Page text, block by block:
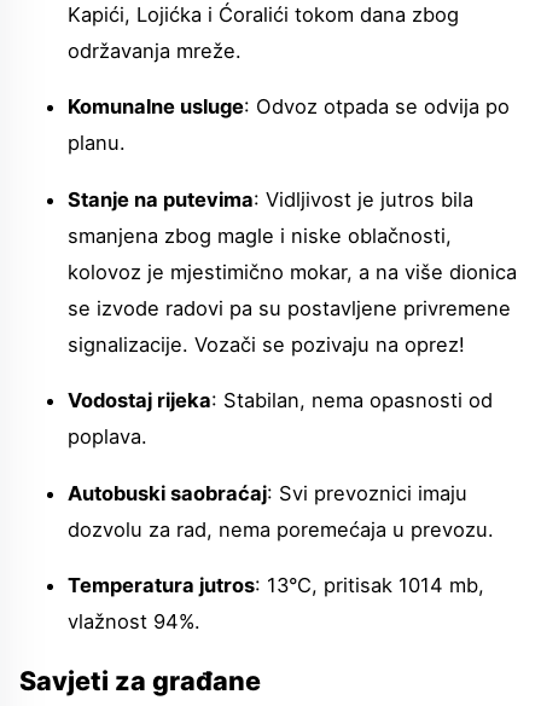
Kapići, Lojićka i Ćoralići tokom dana zbog
održavanja mreže.
Komunalne usluge: Odvoz otpada se odvija po
planu.
Stanje na putevima: Vidljivost je jutros bila
smanjena zbog magle i niske oblačnosti,
kolovoz je mjestimično mokar, a na više dionica
se izvode radovi pa su postavljene privremene
signalizacije. Vozači se pozivaju na oprez!
Vodostaj rijeka: Stabilan, nema opasnosti od
poplava.
Autobuski saobraćaj: Svi prevoznici imaju
dozvolu za rad, nema poremećaja u prevozu.
Temperatura jutros: 13°C, pritisak 1014 mb,
vlažnost 94%.
Savjeti za građane